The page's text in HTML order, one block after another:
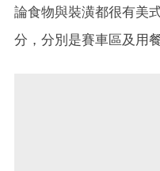
論食物與裝潢都很有美
分，分別是賽車區及用餐